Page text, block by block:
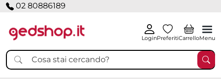
02 80886189
LoginPreferitiCarrelloMenu